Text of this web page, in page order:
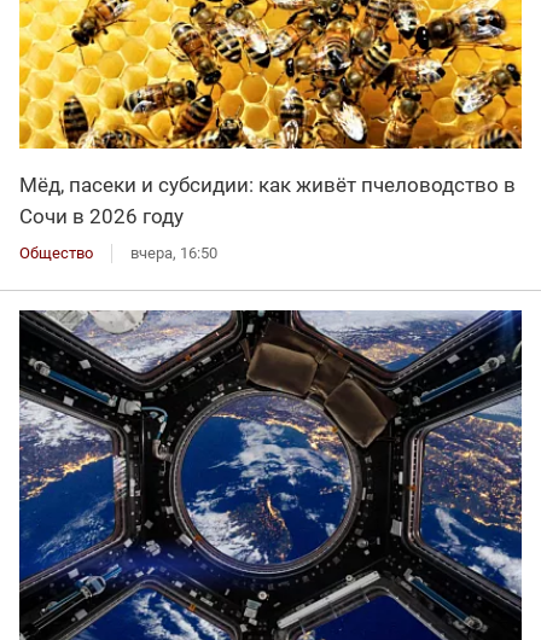
Мёд, пасеки и субсидии: как живёт пчеловодство в
Сочи в 2026 году
Общество вчера, 16:50